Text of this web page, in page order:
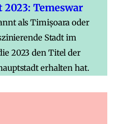
Temeswar
als Timișoara oder
Stadt im
2023 den Titel der
erhalten hat.